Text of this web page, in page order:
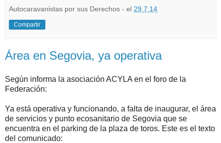
Autocaravanistas por sus Derechos - el 29.7.14
Compartir
Área en Segovia, ya operativa
Según informa la asociación ACYLA en el foro de la
Federación:
Ya está operativa y funcionando, a falta de inaugurar, el área
de servicios y punto ecosanitario de Segovia que se
encuentra en el parking de la plaza de toros. Este es el texto
del comunicado: